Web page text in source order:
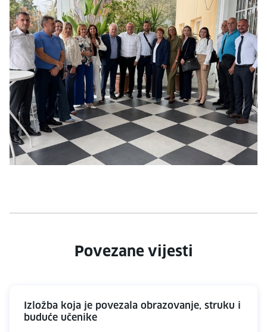
Povezane vijesti
Izložba koja je povezala obrazovanje, struku i
buduće učenike